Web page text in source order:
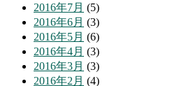
2016年7月 (5)
2016年6月 (3)
2016年5月 (6)
2016年4月 (3)
2016年3月 (3)
2016年2月 (4)